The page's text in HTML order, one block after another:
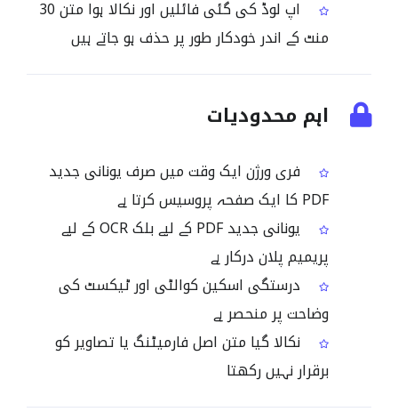
اپ لوڈ کی گئی فائلیں اور نکالا ہوا متن 30
منٹ کے اندر خودکار طور پر حذف ہو جاتے ہیں
اہم محدودیات
فری ورژن ایک وقت میں صرف یونانی جدید
PDF کا ایک صفحہ پروسیس کرتا ہے
یونانی جدید PDF کے لیے بلک OCR کے لیے
پریمیم پلان درکار ہے
درستگی اسکین کوالٹی اور ٹیکسٹ کی
وضاحت پر منحصر ہے
نکالا گیا متن اصل فارمیٹنگ یا تصاویر کو
برقرار نہیں رکھتا